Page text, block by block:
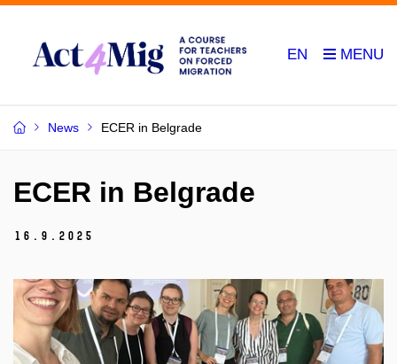
EN
News ECER in Belgrade
ECER in Belgrade
16. 9. 2025